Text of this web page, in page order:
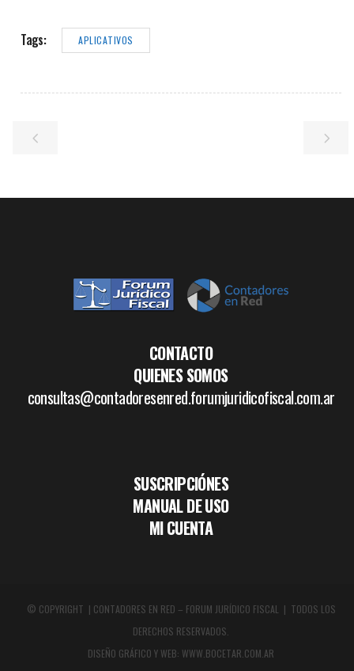
Tags: APLICATIVOS
CONTACTO
QUIENES SOMOS
consultas@contadoresenred.forumjuridicofiscal.com.ar
SUSCRIPCIÓNES
MANUAL DE USO
MI CUENTA
© COPYRIGHT | CONTADORES EN RED – FORUM JURÍDICO FISCAL | TODOS LOS
DERECHOS RESERVADOS.
DISEÑO GRÁFICO Y WEB: WWW.BOCETAR.COM.AR